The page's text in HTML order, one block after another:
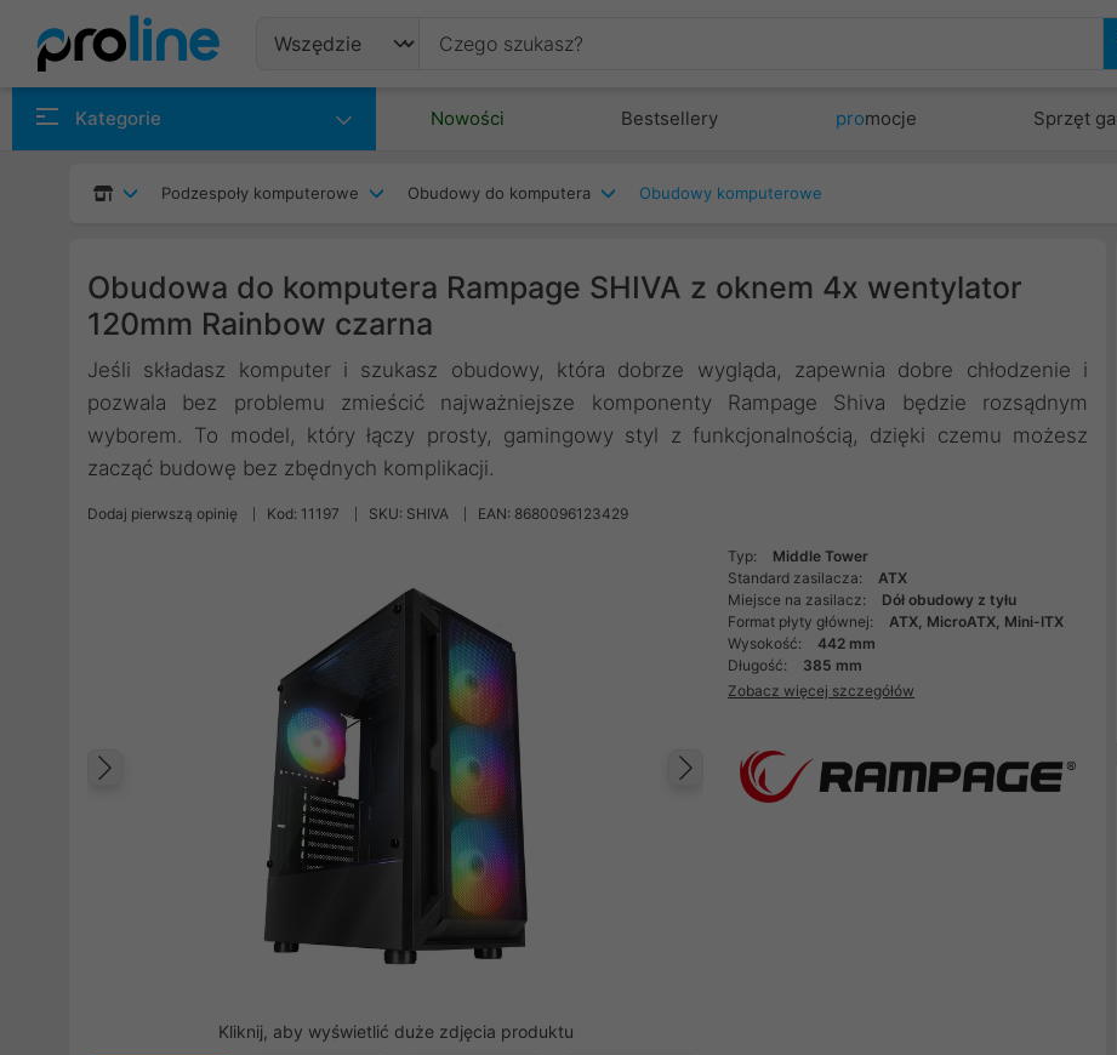
Kategorie Nowości Bestsellery promocje Sprzęt
Podzespoły komputerowe Obudowy do komputera Obudowy komputerowe
Obudowa do komputera Rampage SHIVA z oknem 4x wentylator
120mm Rainbow czarna
Jeśli składasz komputer i szukasz obudowy, która dobrze wygląda, zapewnia dobre chłodzenie i
pozwala bez problemu zmieścić najważniejsze komponenty Rampage Shiva będzie rozsądnym
wyborem. To model, który łączy prosty, gamingowy styl z funkcjonalnością, dzięki czemu możesz
zacząć budowę bez zbędnych komplikacji.
Dodaj pierwszą opinię Kod: 11197 SKU: SHIVA EAN: 8680096123429
Następny
Poprzedni
Kliknij, aby wyświetlić duże zdjęcia produktu
Typ:
Middle Tower
Standard zasilacza:
ATX
Miejsce na zasilacz:
Dół obudowy z tyłu
Format płyty głównej:
ATX, MicroATX, Mini-ITX
Wysokość:
442 mm
Długość:
385 mm
Zobacz więcej szczegółów